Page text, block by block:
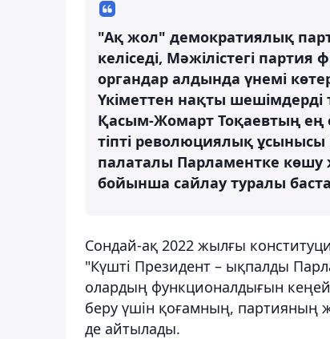
"Ақ жол" демократиялық
келіседі, Мәжілістегі
органдар алдында үнемі
Үкіметтен нақты шешімдерді
Қасым-Жомарт Тоқаевтың ең
тіпті революциялық
палаталы Парламентке көшу
бойынша сайлау туралы
Сондай-ақ 2022 жылғы
"Күшті Президент – ықпалды
олардың функционалдығын
беру үшін қоғамның, партияның
де айтылады.